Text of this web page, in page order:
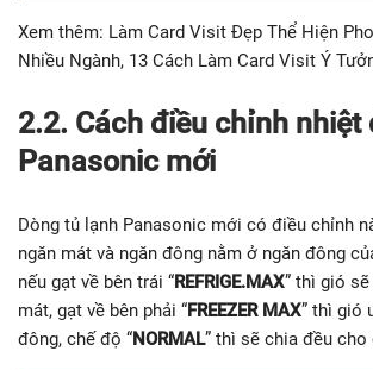
Xem thêm: Làm Card Visit Đẹp Thể Hiện
Nhiều Ngành, 13 Cách Làm Card Visit Ý
2.2. Cách điều chỉnh nhiệt
Panasonic mới
Dòng tủ lạnh Panasonic mới có điều chỉnh
ngăn mát và ngăn đông nằm ở ngăn đông
nếu gạt về bên trái “REFRIGE.MAX” thì gió
mát, gạt về bên phải “FREEZER MAX” thì gió
đông, chế độ “NORMAL” thì sẽ chia đều cho